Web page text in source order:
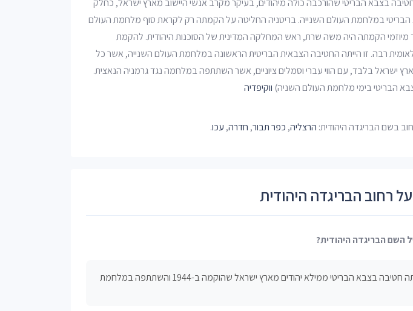
הבריטי במלחמת העולם השנייה. בריטניה החליטה על הקמתה רק לקראת סוף מלחמת העולם
- ביולי 1944. אחד מיוזמי הקמתה היה משה שרת, ראש המחלקה המדינית של הסוכנות היהודית. להקמת
רבה. זו הייתה החטיבה הצבאית הבריטית הראשונה במלחמת העולם השנייה, אשר כל
ארץ ישראל בלבד, עם הווי עברי וסמלים ציוניים, אשר השתתפה במלחמה נגד גרמניה הנאצית.
הבריטי בימי מלחמת העולם השניה) ווקיפדיה
הרצליה, כפר תבור, חדרה, עכו.
רחוב הבריגדה היהודית
הבריגדה היהודית?
הבריגדה היהודית הייתה חטיבה בצבא הבריטי ממילא יהודים מארץ ישראל שהוקמה ב-1944 והשתתפה במלחמת